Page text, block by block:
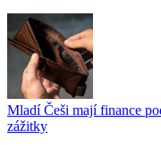
Mladí Češi mají finance
zážitky